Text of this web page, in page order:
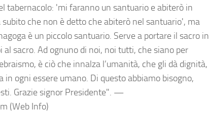
tabernacolo: 'mi faranno un santuario e abiterò in
subito che non è detto che abiterò nel santuario', ma
è un piccolo santuario. Serve a portare il sacro in
al sacro. Ad ognuno di noi, noi tutti, che siano per
è ciò che innalza l’umanità, che gli dà dignità,
in ogni essere umano. Di questo abbiamo bisogno,
Grazie signor Presidente". —
(Web Info)